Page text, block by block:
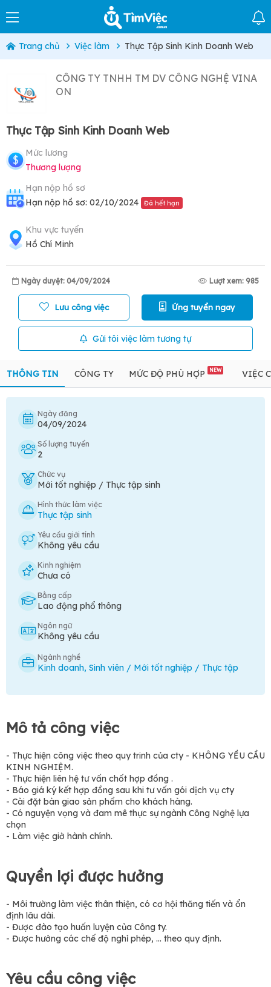
Trang chủ Việc làm Thực Tập Sinh Kinh Doanh Web
CÔNG TY TNHH TM DV CÔNG NGHỆ VINA
ON
Thực Tập Sinh Kinh Doanh Web
Mức lương
Thương lượng
Hạn nộp hồ sơ
Hạn nộp hồ sơ: 02/10/2024
Đã hết hạn
Khu vực tuyển
Hồ Chí Minh
Ngày duyệt: 04/09/2024 Lượt xem: 985
Lưu công việc Ứng tuyển ngay
Gửi tôi việc làm tương tự
THÔNG TIN CÔNG TY MỨC ĐỘ PHÙ HỢP NEW VIỆC
Ngày đăng
04/09/2024
Số lượng tuyển
2
Chức vụ
Mới tốt nghiệp / Thực tập sinh
Hình thức làm việc
Thực tập sinh
Yêu cầu giới tính
Không yêu cầu
Kinh nghiệm
Chưa có
Bằng cấp
Lao động phổ thông
Ngôn ngữ
Không yêu cầu
Ngành nghề
Kinh doanh, Sinh viên / Mới tốt nghiệp / Thực tập
Mô tả công việc
- Thực hiện công việc theo quy trinh của cty - KHÔNG YỀU CẦU
KINH NGHIỆM.
- Thực hiện liên hệ tư vấn chốt hợp đồng .
- Báo giá ký kết hợp đồng sau khi tư vấn gói dịch vụ cty
- Cài đặt bàn giao sản phẩm cho khách hàng.
- Có nguyện vọng và đam mê thực sự ngành Công Nghệ lựa
chọn
- Làm việc giờ hành chính.
Quyền lợi được hưởng
- Môi trường làm việc thân thiện, có cơ hội thăng tiến và ổn
định lâu dài.
- Được đào tạo huấn luyện của Công ty.
- Được hưởng các chế độ nghỉ phép, ... theo quy định.
Yêu cầu công việc